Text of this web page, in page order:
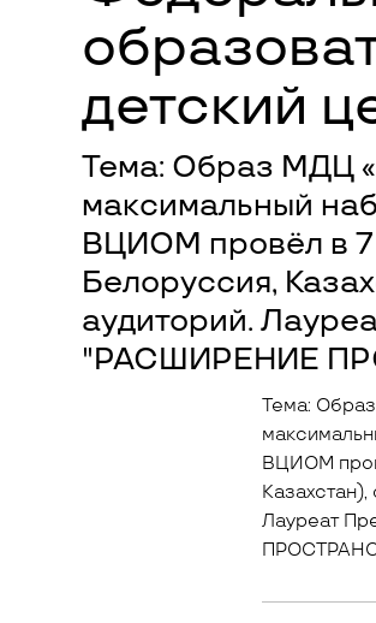
детский
Тема: Образ МДЦ
максимальный
ВЦИОМ провёл в 7
Белоруссия,
аудиторий.
"РАСШИРЕНИЕ
Тема:
ВЦИОМ
Лауреат